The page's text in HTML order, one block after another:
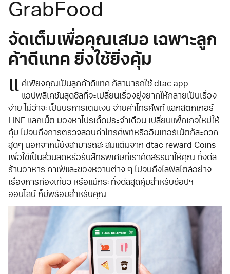
GrabFood
จัดเต็มเพื่อคุณเสมอ เฉพาะลูก
ค้าดีแทค ยิ่งใช้ยิ่งคุ้ม
แ ค่เพียงคุณเป็นลูกค้าดีแทค ก็สามารถใช้ dtac app
แอปพลิเคชันสุดชิลที่จะเปลี่ยนเรื่องยุ่งยากให้กลายเป็นเรื่อง
ง่าย ไม่ว่าจะเป็นบริการเติมเงิน จ่ายค่าโทรศัพท์ แลกสติกเกอร์
LINE แลกเน็ต มองหาโปรเด็ดประจำเดือน เปลี่ยนแพ็กเกจใหม่ให้
คุ้ม ไปจนถึงการตรวจสอบค่าโทรศัพท์หรืออินเทอร์เน็ตก็สะดวก
สุดๆ นอกจากนี้ยังสามารถสะสมแต้มจาก dtac reward Coins
เพื่อใช้เป็นส่วนลดหรือรับสิทธิพิเศษที่เราคัดสรรมาให้คุณ ทั้งดีล
ร้านอาหาร คาเฟ่และของหวานต่าง ๆ ไปจนถึงไลฟ์สไตล์อย่าง
เรื่องการท่องเที่ยว หรือแม้กระทั่งดีลสุดคุ้มสำหรับช้อปฯ
ออนไลน์ ก็มีพร้อมสำหรับคุณ